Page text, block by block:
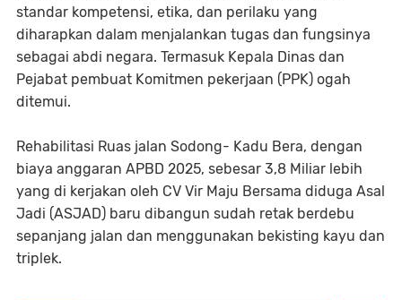
standar kompetensi, etika, dan perilaku yang
diharapkan dalam menjalankan tugas dan fungsinya
sebagai abdi negara. Termasuk Kepala Dinas dan
Pejabat pembuat Komitmen pekerjaan (PPK) ogah
ditemui.
Rehabilitasi Ruas jalan Sodong- Kadu Bera, dengan
biaya anggaran APBD 2025, sebesar 3,8 Miliar lebih
yang di kerjakan oleh CV Vir Maju Bersama diduga Asal
Jadi (ASJAD) baru dibangun sudah retak berdebu
sepanjang jalan dan menggunakan bekisting kayu dan
triplek.